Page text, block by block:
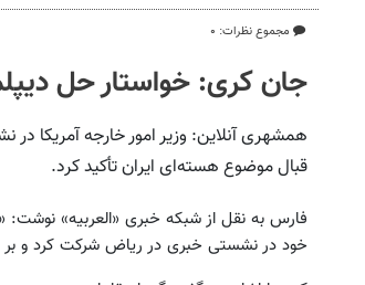
مجموع نظرات: ۰
جان کری: خواستار حل
همشهری آنلاین: وزیر امور خارجه آمریکا
قبال موضوع هسته‌ای ایران تأکید کرد.
فارس به نقل از شبکه خبری «العربیه» نوشت: «
خود در نشستی خبری در ریاض شرکت کرد و بر